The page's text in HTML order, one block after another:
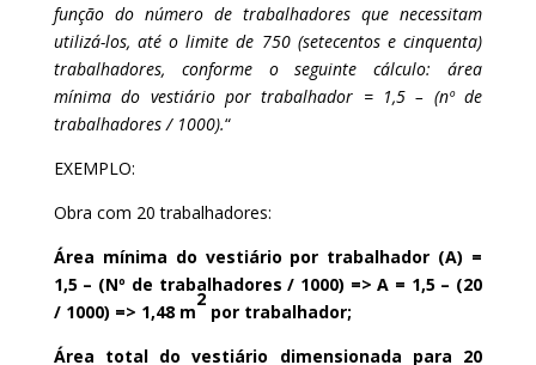
função do número de trabalhadores que necessitam
utilizá-los, até o limite de 750 (setecentos e cinquenta)
trabalhadores, conforme o seguinte cálculo: área
mínima do vestiário por trabalhador = 1,5 – (nº de
trabalhadores / 1000).“
EXEMPLO:
Obra com 20 trabalhadores:
Área mínima do vestiário por trabalhador (A) =
1,5 – (Nº de trabalhadores / 1000) => A = 1,5 – (20
/ 1000) => 1,48 m
2
por trabalhador;
Área total do vestiário dimensionada para 20